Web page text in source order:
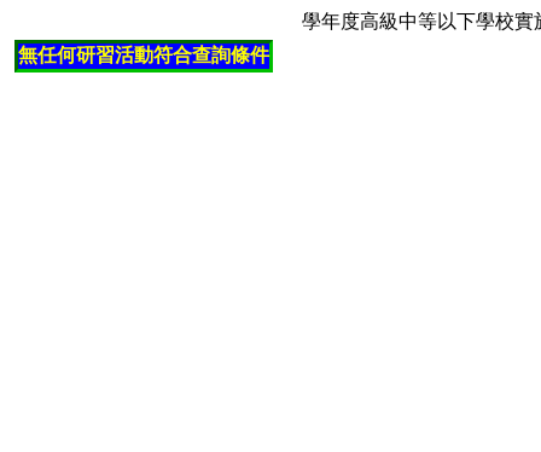
學年度高級中等以下學校
無任何研習活動符合查詢條件